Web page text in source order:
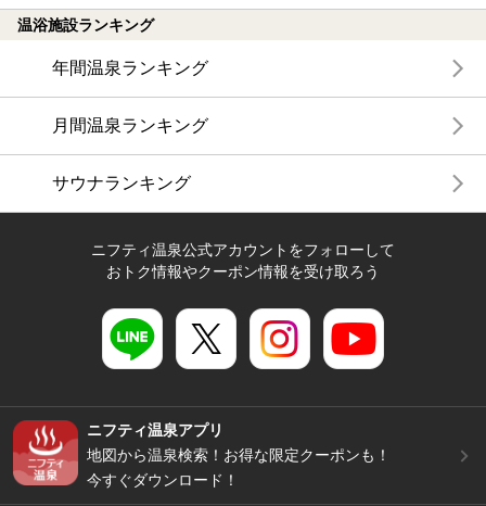
温浴施設ランキング
年間温泉ランキング
月間温泉ランキング
サウナランキング
ニフティ温泉公式アカウントをフォローして
おトク情報やクーポン情報を受け取ろう
ニフティ温泉アプリ
地図から温泉検索！お得な限定クーポンも！
今すぐダウンロード！